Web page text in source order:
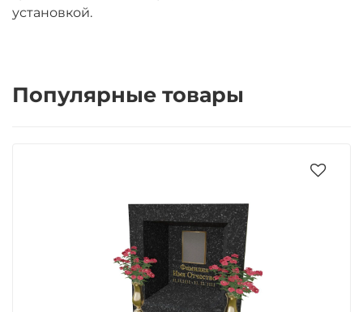
установкой.
Популярные товары